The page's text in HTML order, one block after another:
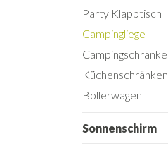
Party Klapptisch
Campingliege
Campingschränke
Küchenschränken
Bollerwagen
Sonnenschirm